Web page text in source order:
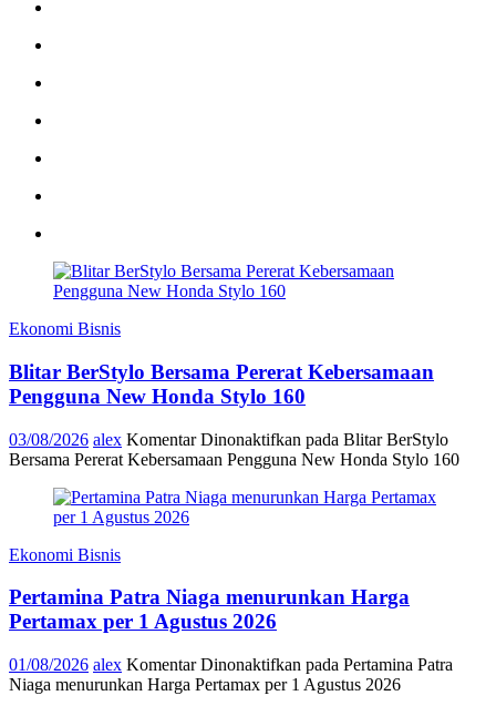
Ekonomi Bisnis
Blitar BerStylo Bersama Pererat Kebersamaan
Pengguna New Honda Stylo 160
03/08/2026 alex Komentar Dinonaktifkan pada Blitar BerStylo
Bersama Pererat Kebersamaan Pengguna New Honda Stylo 160
Ekonomi Bisnis
Pertamina Patra Niaga menurunkan Harga
Pertamax per 1 Agustus 2026
01/08/2026 alex Komentar Dinonaktifkan pada Pertamina Patra
Niaga menurunkan Harga Pertamax per 1 Agustus 2026